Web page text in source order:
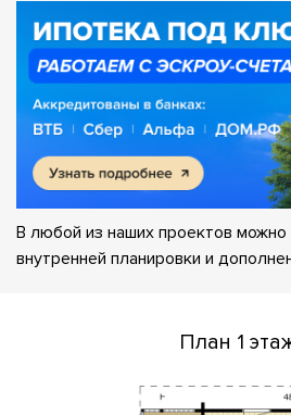
В любой из наших проектов можно
внутренней планировки и
План 1